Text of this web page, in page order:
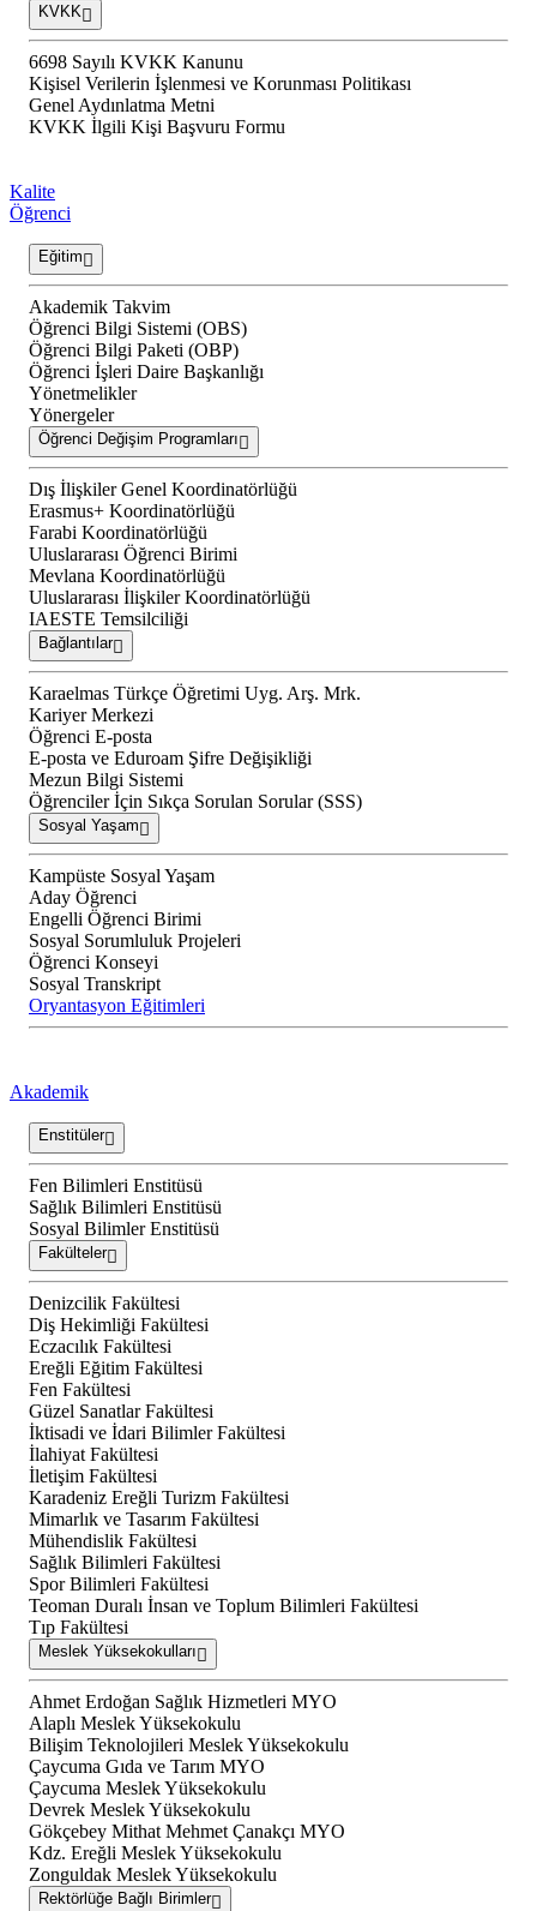
KVKK
6698 Sayılı KVKK Kanunu
Kişisel Verilerin İşlenmesi ve Korunması Politikası
Genel Aydınlatma Metni
KVKK İlgili Kişi Başvuru Formu
Kalite
Öğrenci
Eğitim
Akademik Takvim
Öğrenci Bilgi Sistemi (OBS)
Öğrenci Bilgi Paketi (OBP)
Öğrenci İşleri Daire Başkanlığı
Yönetmelikler
Yönergeler
Öğrenci Değişim Programları
Dış İlişkiler Genel Koordinatörlüğü
Erasmus+ Koordinatörlüğü
Farabi Koordinatörlüğü
Uluslararası Öğrenci Birimi
Mevlana Koordinatörlüğü
Uluslararası İlişkiler Koordinatörlüğü
IAESTE Temsilciliği
Bağlantılar
Karaelmas Türkçe Öğretimi Uyg. Arş. Mrk.
Kariyer Merkezi
Öğrenci E-posta
E-posta ve Eduroam Şifre Değişikliği
Mezun Bilgi Sistemi
Öğrenciler İçin Sıkça Sorulan Sorular (SSS)
Sosyal Yaşam
Kampüste Sosyal Yaşam
Aday Öğrenci
Engelli Öğrenci Birimi
Sosyal Sorumluluk Projeleri
Öğrenci Konseyi
Sosyal Transkript
Oryantasyon Eğitimleri
Akademik
Enstitüler
Fen Bilimleri Enstitüsü
Sağlık Bilimleri Enstitüsü
Sosyal Bilimler Enstitüsü
Fakülteler
Denizcilik Fakültesi
Diş Hekimliği Fakültesi
Eczacılık Fakültesi
Ereğli Eğitim Fakültesi
Fen Fakültesi
Güzel Sanatlar Fakültesi
İktisadi ve İdari Bilimler Fakültesi
İlahiyat Fakültesi
İletişim Fakültesi
Karadeniz Ereğli Turizm Fakültesi
Mimarlık ve Tasarım Fakültesi
Mühendislik Fakültesi
Sağlık Bilimleri Fakültesi
Spor Bilimleri Fakültesi
Teoman Duralı İnsan ve Toplum Bilimleri Fakültesi
Tıp Fakültesi
Meslek Yüksekokulları
Ahmet Erdoğan Sağlık Hizmetleri MYO
Alaplı Meslek Yüksekokulu
Bilişim Teknolojileri Meslek Yüksekokulu
Çaycuma Gıda ve Tarım MYO
Çaycuma Meslek Yüksekokulu
Devrek Meslek Yüksekokulu
Gökçebey Mithat Mehmet Çanakçı MYO
Kdz. Ereğli Meslek Yüksekokulu
Zonguldak Meslek Yüksekokulu
Rektörlüğe Bağlı Birimler